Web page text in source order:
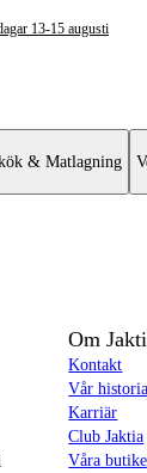
13-15 augusti
& Matlagning
Om
Kontakt
Vår historia
Karriär
Club Jaktia
Våra